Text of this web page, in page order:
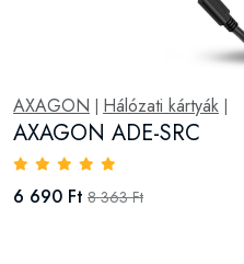
AXAGON Hálózati kártyák
AXAGON ADE-SRC
6 690 Ft 8 363 Ft